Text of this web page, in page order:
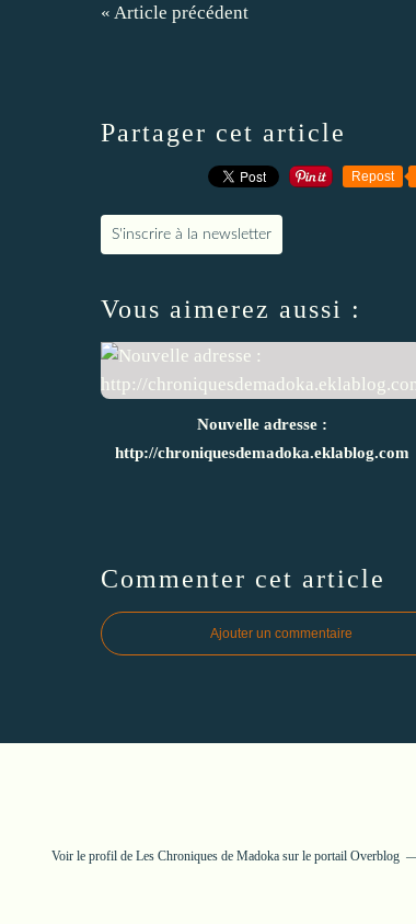
« Article précédent
Partager cet article
Repost
S'inscrire à la newsletter
Vous aimerez aussi :
Nouvelle adresse :
http://chroniquesdemadoka.eklablog.com
Commenter cet article
Ajouter un commentaire
Voir le profil de Les Chroniques de Madokasur le portail Overblog